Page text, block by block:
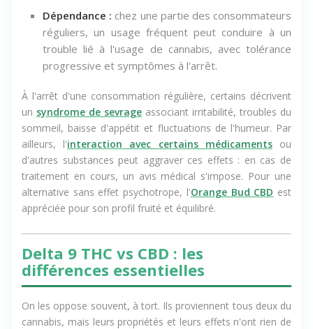
Dépendance :chez une partie des consommateurs
réguliers, un usage fréquent peut conduire à un
trouble lié à l'usage de cannabis, avec tolérance
À l'arrêt d'une consommation régulière, certains décrivent
unsyndrome de sevrage associant irritabilité, troubles du
sommeil, baisse d'appétit et fluctuations de l'humeur. Par
ailleurs, l'interaction avec certains médicamentsou
d'autres substances peut aggraver ces effets : en cas de
traitement en cours, un avis médical s'impose. Pour une
alternative sans effet psychotrope, l'Orange Bud CBD
Delta 9 THC vs CBD : les
différences essentielles
On les oppose souvent, à tort. Ils proviennent tous deux du